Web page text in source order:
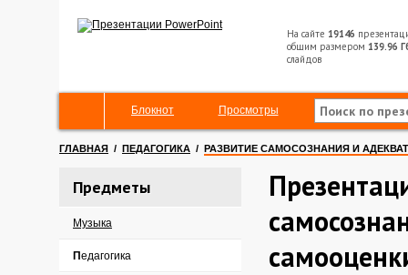
На сайте 19146
общим размером 139.96
слайдов
Блокнот Просмотры
ГЛАВНАЯ / ПЕДАГОГИКА / РАЗВИТИЕ САМОСОЗНАНИЯ И
Предметы
Музыка
Педагогика